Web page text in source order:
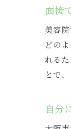
面接
美容
どの
れる
とで
自分